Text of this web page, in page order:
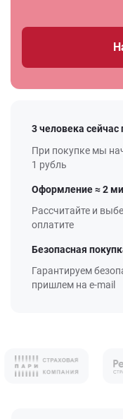
3 человека сейчас
При покупке мы
1 рубль
Оформление ≈ 2
Рассчитайте и
оплатите
Безопасная
Гарантируем
пришлем на e-mail